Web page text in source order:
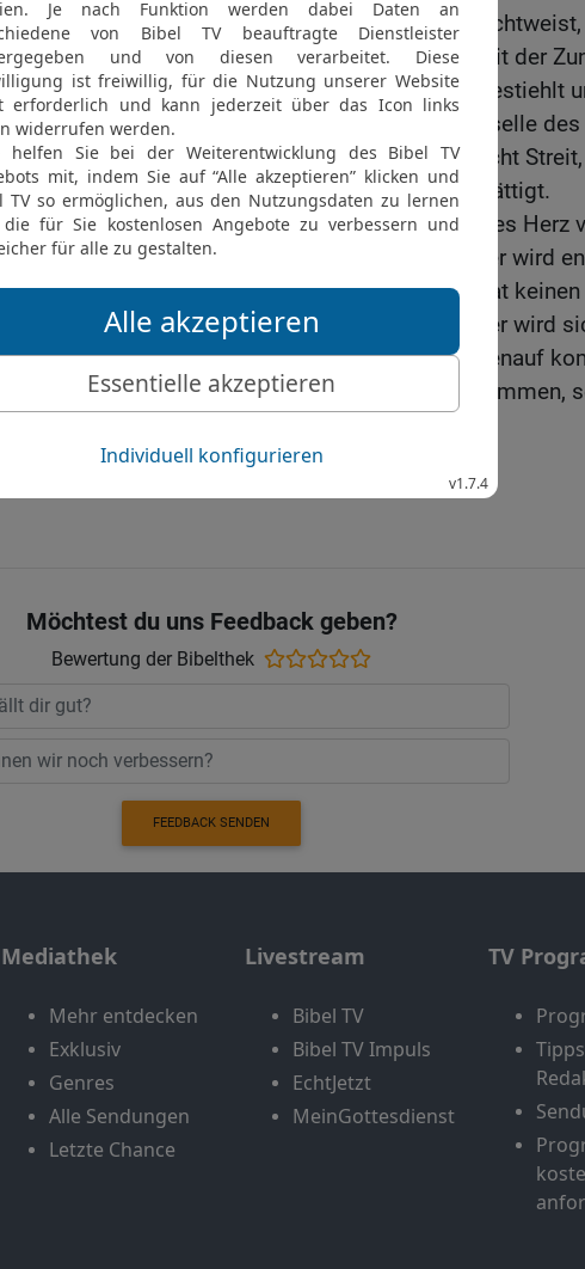
23 Wer einen anderen
finden als derjenige, der mit der
24 Wer Vater und Mutter bestiehlt
Sünde, der ist ein Spießgeselle
25 Der Habgierige verursacht
vertraut, wird reichlich gesättigt.
26 Wer sich auf sein eigenes Herz
in der Weisheit wandelt, der wird
27 Wer dem Armen gibt, hat
Augen [vor ihm] verhüllt, der wird
28 Wenn die Gottlosen obenauf
Leute; wenn sie aber umkommen,
© 2000 Genfer Bibelgesellschaft
Möchtest du uns Feedback geben?
Bewertung der Bibelthek
FEEDBACK SENDEN
Mediathek
Mehr entdecken
Exklusiv
Genres
Alle Sendungen
Letzte Chance
Livestream
Bibel TV
Bibel TV Impuls
EchtJetzt
MeinGottesdienst
TV